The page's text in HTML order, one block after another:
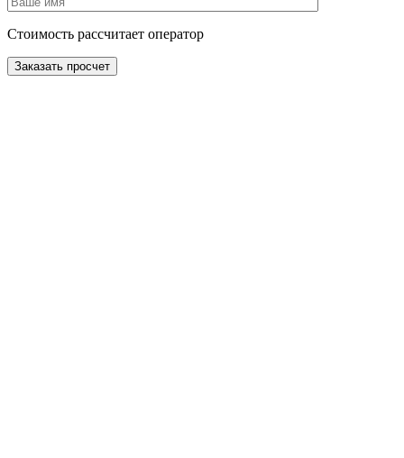
Стоимость рассчитает оператор
Заказать просчет